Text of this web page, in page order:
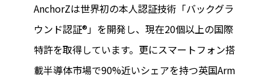
AnchorZは世界初の本人認証技術「バックグラ
ウンド認証®」を開発し、現在20個以上の国際
特許を取得しています。更にスマートフォン搭
載半導体市場で90%近いシェアを持つ英国Arm